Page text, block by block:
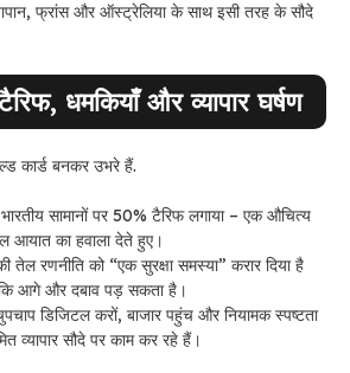
फ्रांस और ऑस्ट्रेलिया के साथ इसी तरह के सौदे
धमकियाँ और व्यापार घर्षण
कार्ड बनकर उभरे हैं.
सामानों पर 50% टैरिफ लगाया – एक औचित्य
का हवाला देते हुए।
तेल रणनीति को “एक सुरक्षा समस्या” करार दिया है
आगे और दबाव पड़ सकता है।
चुपचाप डिजिटल करों, बाजार पहुंच और नियामक स्पष्टता
व्यापार सौदे पर काम कर रहे हैं।